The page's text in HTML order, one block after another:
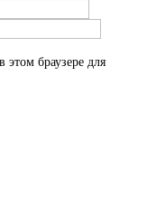
браузере для